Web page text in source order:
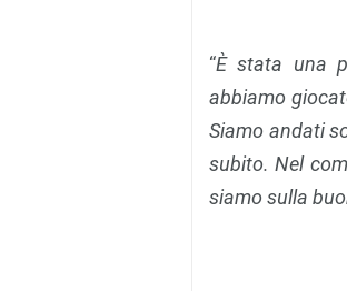
“È stata una
abbiamo
Siamo andati
subito. Nel
siamo sulla